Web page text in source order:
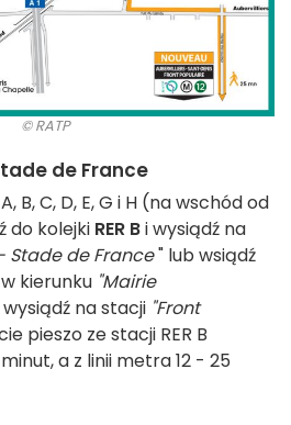
© RATP
de France
B, C, D, E, G i H (na wschód od
do kolejki RER Bi wysiądź na
Stade de France" lub wsiądź
w kierunku "Mairie
na stacji "Front
pieszo ze stacji RER B
a z linii metra 12 - 25